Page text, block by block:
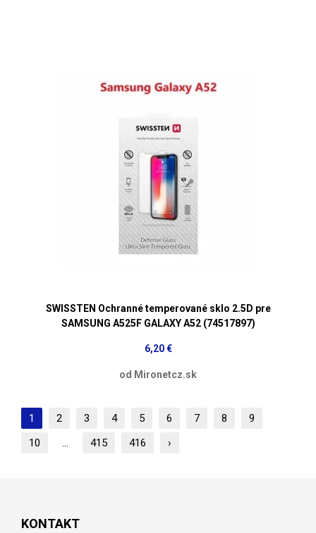
SWISSTEN Ochranné temperované sklo 2.5D pre
SAMSUNG A525F GALAXY A52 (74517897)
6,20 €
od Mironetcz.sk
1 2 3 4 5 6 7 8
9
10
... 415 416 ›
KONTAKT